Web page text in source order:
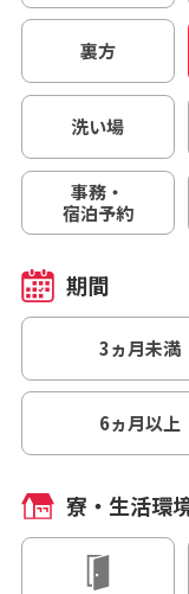
裏方
洗い場
事務・
宿泊予約
期間
3ヵ月未満
6ヵ月以上
寮・生活環